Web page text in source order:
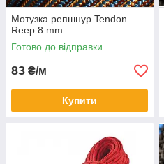
Мотузка репшнур Tendon
Reep 8 mm
Готово до відправки
83 ₴/м
Купити